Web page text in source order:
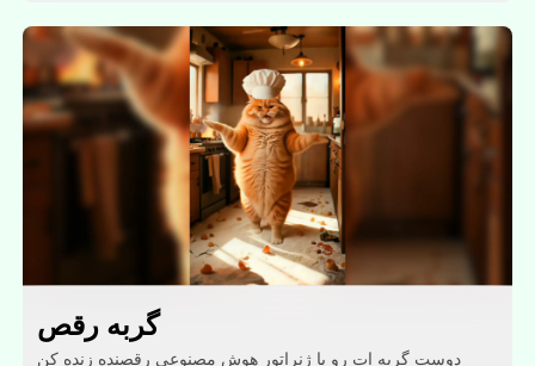
گربه رقص
دوست گربه ات رو با ژنراتور هوش مصنوعی رقصنده زنده کن